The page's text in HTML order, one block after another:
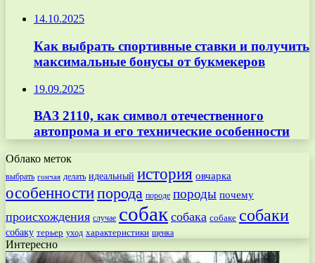
14.10.2025
Как выбрать спортивные ставки и получить
максимальные бонусы от букмекеров
19.09.2025
ВАЗ 2110, как символ отечественного
автопрома и его технические особенности
Облако меток
выбрать гончая делать идеальный история овчарка
особенностипорода породе породы почему
происхождения случае собак собака собаке собаки
собаку терьер уход характеристики щенка
Интересно